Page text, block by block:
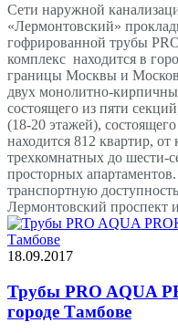
Сети наружной
«Лермонтовский»
гофрированной трубы
комплекс находится в
границы Москвы и
двух монолитно-
состоящего из пяти
(18-20 этажей),
находится 812 квартир,
трехкомнатных до шести-
просторных
транспортную
Лермонтовский проспект
18.09.2017
Трубы PRO AQUA
городе Тамбове